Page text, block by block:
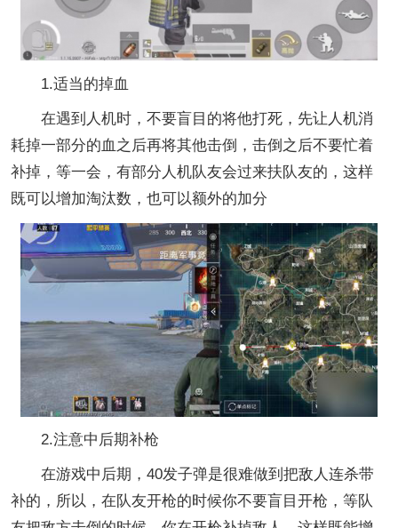
1.适当的掉血
在遇到人机时，不要盲目的将他打死，先让人机消
耗掉一部分的血之后再将其他击倒，击倒之后不要忙着
补掉，等一会，有部分人机队友会过来扶队友的，这样
既可以增加淘汰数，也可以额外的加分
2.注意中后期补枪
在游戏中后期，40发子弹是很难做到把敌人连杀带
补的，所以，在队友开枪的时候你不要盲目开枪，等队